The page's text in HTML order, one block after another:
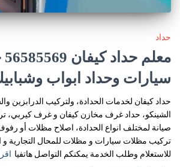
حداد
سيارات وحداد ابواب
حداد كيفان لخدمات الحدادة، ولتركيب الدرابزين
الشينكو، حداد غرف مخازن كيفان و غرف كيربي،
صيانة لمختلف انواع الحدادة، اصلاح مظلات أو
تركيب مظلات سيارات و مظلات للمحال التجارية و
للاستعلام وطلب الخدمة يمكنكم التواصل هاتفيا